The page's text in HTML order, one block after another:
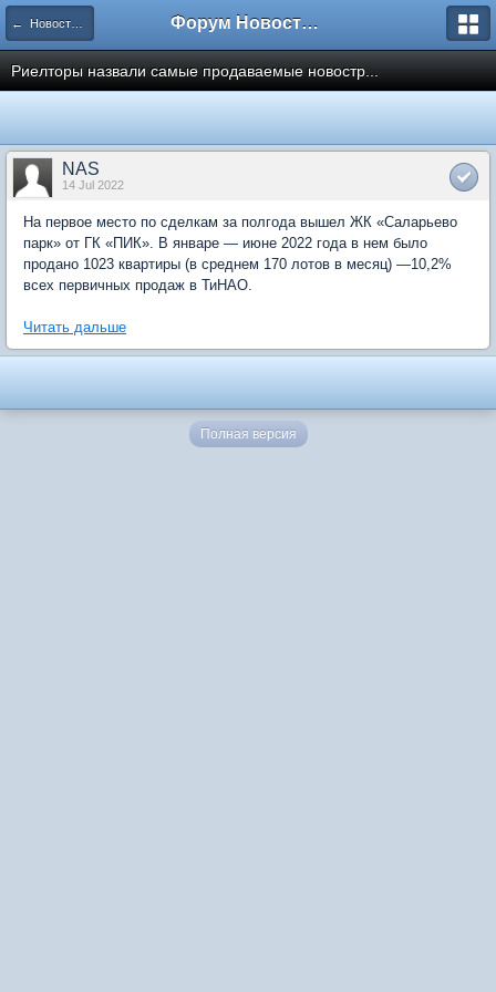
← Новости рынка недвижимости Форум Новостройки
Риелторы назвали самые продаваемые новостр...
NAS
14 Jul 2022
На первое место по сделкам за полгода вышел ЖК «Саларьево
парк» от ГК «ПИК». В январе — июне 2022 года в нем было
продано 1023 квартиры (в среднем 170 лотов в месяц) —10,2%
всех первичных продаж в ТиНАО.
Читать дальше
Полная версия